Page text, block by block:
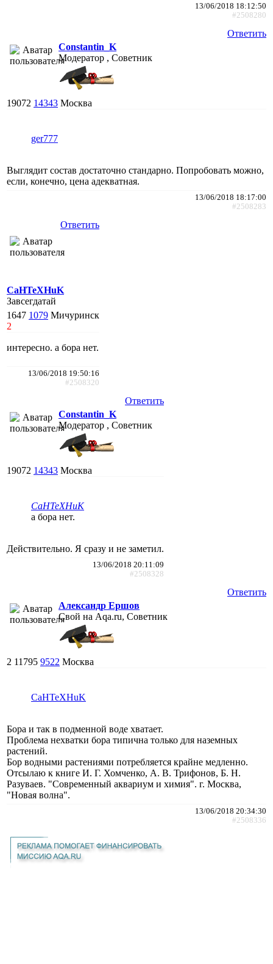
13/06/2018 18:12:50
#2508280
Ответить
Constantin_K
Модератор , Советник
19072 14343 Москва
ger777
Выглядит состав достаточно стандарно. Попробовать можно,
если, конечно, цена адекватная.
13/06/2018 18:17:00
#2508283
Ответить
CaHTeXHuK
Завсегдатай
1647 1079 Мичуринск
2
интересно. а бора нет.
13/06/2018 19:50:16
#2508320
Ответить
Constantin_K
Модератор , Советник
19072 14343 Москва
CaHTeXHuK
а бора нет.
Действительно. Я сразу и не заметил.
13/06/2018 20:11:09
#2508328
Ответить
Александр Ершов
Свой на Aqa.ru, Советник
2 11795 9522 Москва
CaHTeXHuK
Бора и так в подменной воде хватает.
Проблема нехватки бора типична только для наземных
растений.
Бор водными растениями потребляется крайне медленно.
Отсылаю к книге И. Г. Хомченко, А. В. Трифонов, Б. Н.
Разуваев. "Современный аквариум и химия". г. Москва,
"Новая волна".
13/06/2018 20:34:30
#2508336